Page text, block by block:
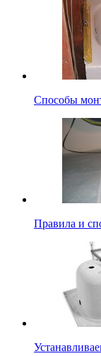
Способы
Правила и